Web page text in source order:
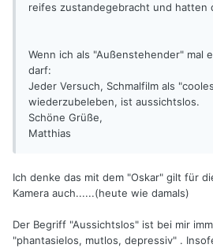
reifes zustandegebracht und hatten
Wenn ich als "Außenstehender" mal
darf:
Jeder Versuch, Schmalfilm als
wiederzubeleben, ist aussichtslos.
Schöne Grüße,
Matthias
Ich denke das mit dem "Oskar" gilt für
Kamera auch......(heute wie damals)
Der Begriff "Aussichtslos" ist bei mir
"phantasielos, mutlos, depressiv" .